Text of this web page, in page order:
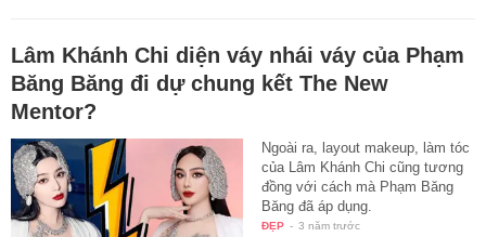
Lâm Khánh Chi diện váy nhái váy của Phạm
Băng Băng đi dự chung kết The New
Mentor?
Ngoài ra, layout makeup, làm tóc
của Lâm Khánh Chi cũng tương
đồng với cách mà Phạm Băng
Băng đã áp dụng.
ĐẸP - 3 năm trước